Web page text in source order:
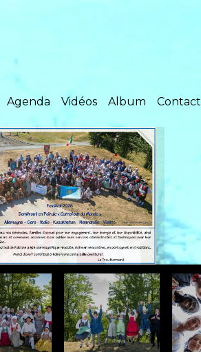
Agenda Vidéos Album Contact
Nos co-présidents